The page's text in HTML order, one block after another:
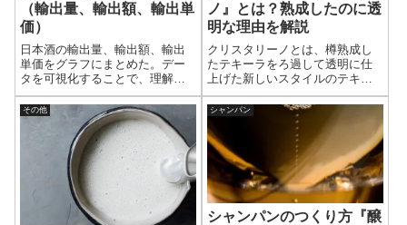
（輸出量、輸出額、輸出単
価）
日本酒の輸出量、輸出額、輸出
単価をグラフにまとめた。デー
タを可視化することで、理解が
深まるだろう。これから日本酒
が海外でどのように展開してい
くのかを考えるうえで、データ
は欠かせない。この記事からど
この国に多く輸出しているの
か、どこの国が高級志向なのか
を知ることができるだろう。
ノ』とは？熟成したのに透
明な理由を解説
クリスタリーノとは、樽熟成し
たテキーラをろ過して透明に仕
上げた新しいスタイルのテキー
ラである。熟成による豊かな香
りやコクを持ちながら、見た目
は無色透明という特徴を持つ。
ここではクリスタリーノの製法
や透明な理由、味わいの特徴に
ついてわかりやすく解説する。
その他 シャンパン
シャンパンのつくり方『醸